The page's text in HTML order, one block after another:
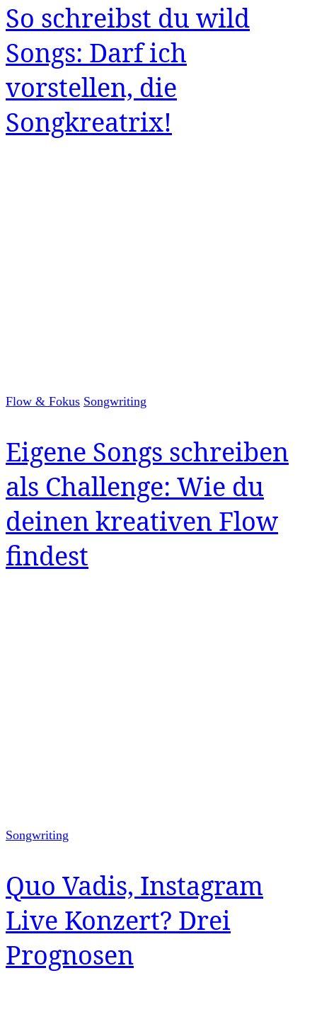
So schreibst du wild
Songs: Darf ich
vorstellen, die
Songkreatrix!
Flow & Fokus Songwriting
Eigene Songs schreiben
als Challenge: Wie du
deinen kreativen Flow
findest
Songwriting
Quo Vadis, Instagram
Live Konzert? Drei
Prognosen